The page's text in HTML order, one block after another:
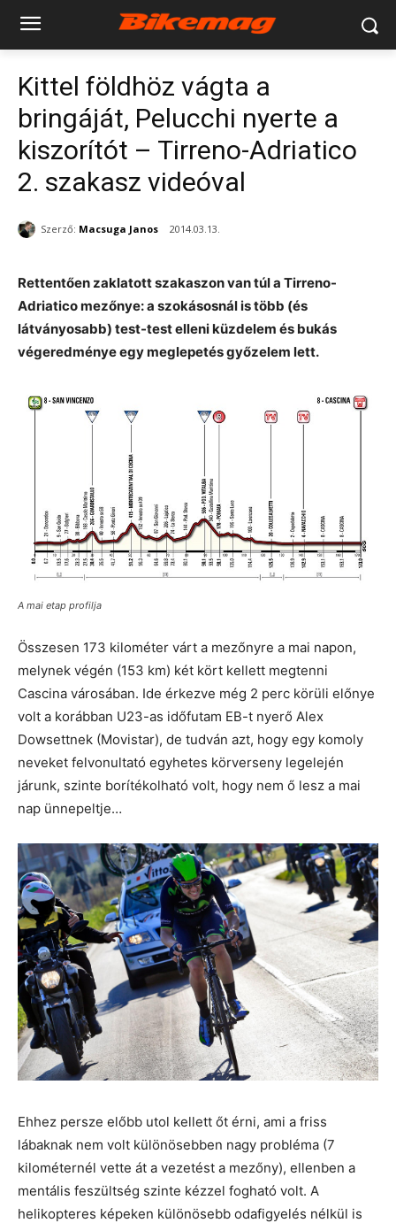
Kittel földhöz vágta a
bringáját, Pelucchi nyerte a
kiszorítót – Tirreno-Adriatico
2. szakasz videóval
Szerző: Macsuga Janos 2014.03.13.
Rettentően zaklatott szakaszon van túl a Tirreno-
Adriatico mezőnye: a szokásosnál is több (és
látványosabb) test-test elleni küzdelem és bukás
végeredménye egy meglepetés győzelem lett.
A mai etap profilja
Összesen 173 kilométer várt a mezőnyre a mai napon,
melynek végén (153 km) két kört kellett megtenni
Cascina városában. Ide érkezve még 2 perc körüli előnye
volt a korábban U23-as időfutam EB-t nyerő Alex
Dowsettnek (Movistar), de tudván azt, hogy egy komoly
neveket felvonultató egyhetes körverseny legelején
járunk, szinte borítékolható volt, hogy nem ő lesz a mai
nap ünnepeltje…
Ehhez persze előbb utol kellett őt érni, ami a friss
lábaknak nem volt különösebben nagy probléma (7
kilométernél vette át a vezetést a mezőny), ellenben a
mentális feszültség szinte kézzel fogható volt. A
helikopteres képeken különösebb odafigyelés nélkül is